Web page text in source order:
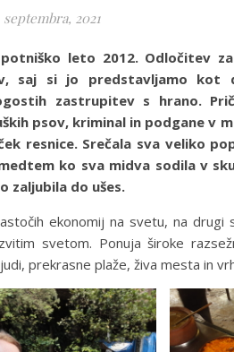
septembra, 2021
leto 2012. Odločitev
saj si jo predstavljamo kot
zastrupitev s hrano.
psov, kriminal in podgane v
resnice. Srečala sva veliko
ko sva midva sodila v
zaljubila do ušes.
ekonomij na svetu, na drugi
svetom. Ponuja široke
prekrasne plaže, živa mesta in